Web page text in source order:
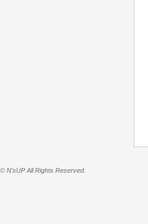
© N'sUP All Rights Reserved.